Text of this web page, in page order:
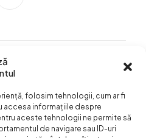
folosim tehnologii, cum ar fi
accesa informațiile despre
aceste tehnologii ne permite să
de navigare sau ID-uri